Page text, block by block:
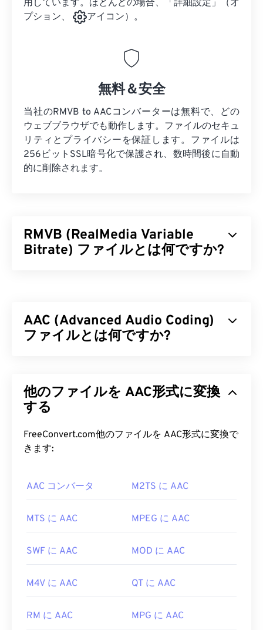
用しています。ほとんどの場合、「詳細設定」（オ
プション、
アイコン）。
無料＆安全
当社のRMVB to AACコンバーターは無料で、どの
ウェブブラウザでも動作します。ファイルのセキュ
リティとプライバシーを保証します。ファイルは
256ビットSSL暗号化で保護され、数時間後に自動
的に削除されます。
RMVB (RealMedia Variable
Bitrate) ファイルとは何ですか?
り、マルチメディアコンテンツの各セグメント（ア
クションの多いシーンとアクションの少ないシーン
ればいいですか?
RealPlayerは
RMVBファイルの再生をサポートしています。
RMVBはRealNetworks
き、使い方も簡単です。キャプション、字幕、スト
RMVBファイルを開くことができる他のソフトウェ
り、どちらも無料です。RMVBはプロプライエタリ
由のストリーミングではなく、ローカルでファイル
開発元: RealNetworks
AAC (Advanced Audio Coding)
ファイルとは何ですか?
オファイル形式です。主な用途は、デジタルテレ
ビ、デジタルラジオ、インターネットストリーミン
の標準オーディオ形式です。ISO/IECは、AACコ
ーデックを
を提供できるためです。
AAC ファイルを開くにはどうすれ
最良の結果を得るには、
VLCメディアプレーヤー
AACはiTunes
でもデフォルトで開きます。AACファ
ソフトウェアでも開くことができます。
他のファイルを AAC形式に変換
する
FreeConvert.com他のファイルを AAC形式に変換で
きます:
AAC コンバータ M2TS に AAC
MTS に AAC MPEG に AAC
SWF に AAC MOD に AAC
M4V に AAC QT に AAC
RM に AAC MPG に AAC